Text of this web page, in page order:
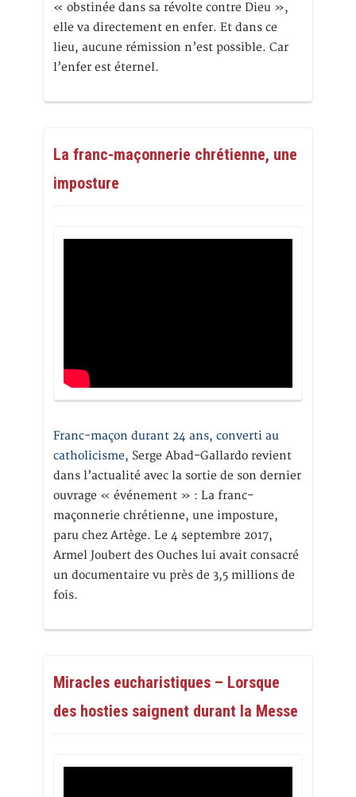
« obstinée dans sa révolte contre Dieu »,
elle va directement en enfer. Et dans ce
lieu, aucune rémission n’est possible. Car
l’enfer est éternel.
La franc-maçonnerie chrétienne, une
imposture
Franc-maçon durant 24 ans, converti au
catholicisme, Serge Abad-Gallardo revient
dans l’actualité avec la sortie de son dernier
ouvrage « événement » : La franc-
maçonnerie chrétienne, une imposture,
paru chez Artège. Le 4 septembre 2017,
Armel Joubert des Ouches lui avait consacré
un documentaire vu près de 3,5 millions de
fois.
Miracles eucharistiques – Lorsque
des hosties saignent durant la Messe